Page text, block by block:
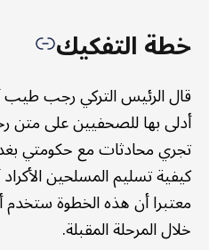
خطة التفكيك
قال الرئيس التركي رجب طيب
أدلى بها للصحفيين على متن
تجري محادثات مع حكومتي
كيفية تسليم المسلحين
معتبرا أن هذه الخطوة ستخدم
خلال المرحلة المقبلة.